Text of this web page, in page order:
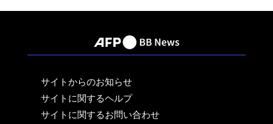
サイトからのお知らせ
サイトに関するヘルプ
サイトに関するお問い合わせ